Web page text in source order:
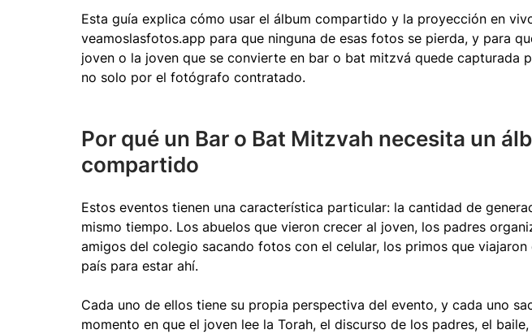
Esta guía explica cómo usar el álbum compartido y la proyección en
veamoslasfotos.app para que ninguna de esas fotos se pierda, y para
joven o la joven que se convierte en bar o bat mitzvá quede capturada
no solo por el fotógrafo contratado.
Por qué un Bar o Bat Mitzvah necesita un
compartido
Estos eventos tienen una característica particular: la cantidad de
mismo tiempo. Los abuelos que vieron crecer al joven, los padres
amigos del colegio sacando fotos con el celular, los primos que
país para estar ahí.
Cada uno de ellos tiene su propia perspectiva del evento, y cada uno
momento en que el joven lee la Torah, el discurso de los padres, el